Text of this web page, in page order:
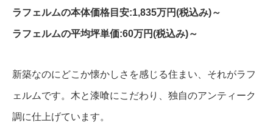
ラフェルムの本体価格目安:1,835万円(税込み)～
ラフェルムの平均坪単価:60万円(税込み)～
新築なのにどこか懐かしさを感じる住まい、それがラフ
ェルムです。木と漆喰にこだわり、独自のアンティーク
調に仕上げています。